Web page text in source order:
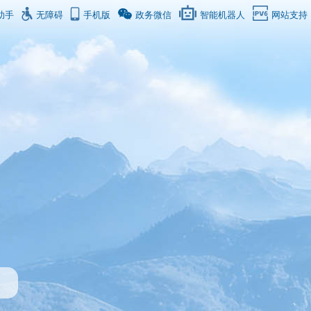
手 无障碍 手机版 政务微信 智能机器人 网站支持